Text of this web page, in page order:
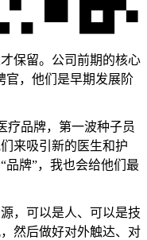
保留。公司前期的核心
官，他们是早期发展阶
疗品牌，第一波种子员
来吸引新的医生和护
品牌”，我也会给他们最
，可以是人、可以是技
然后做好对外触达、对